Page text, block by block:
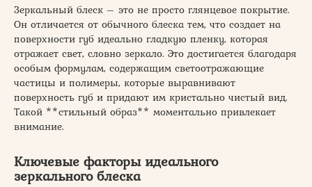
Зеркальный блеск – это не просто глянцевое покрытие.
Он отличается от обычного блеска тем, что создает на
поверхности губ идеально гладкую пленку, которая
отражает свет, словно зеркало. Это достигается благодаря
особым формулам, содержащим светоотражающие
частицы и полимеры, которые выравнивают
поверхность губ и придают им кристально чистый вид.
Такой **стильный образ** моментально привлекает
внимание.
Ключевые факторы идеального
зеркального блеска